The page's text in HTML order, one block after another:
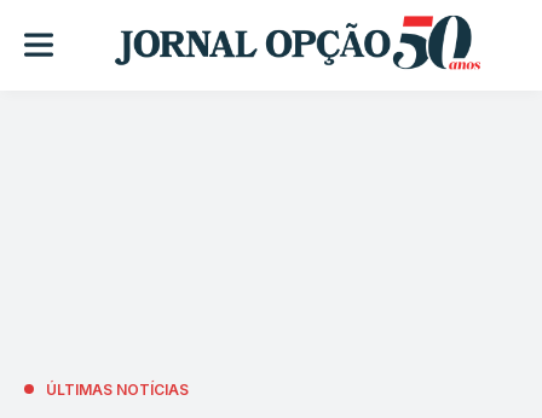
ÚLTIMAS NOTÍCIAS